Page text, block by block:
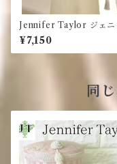
Jennifer Taylor ジェニ
ーテイラー☆テーブルラ
ー Strawberry Thief
チゴ泥棒
¥7,150
同